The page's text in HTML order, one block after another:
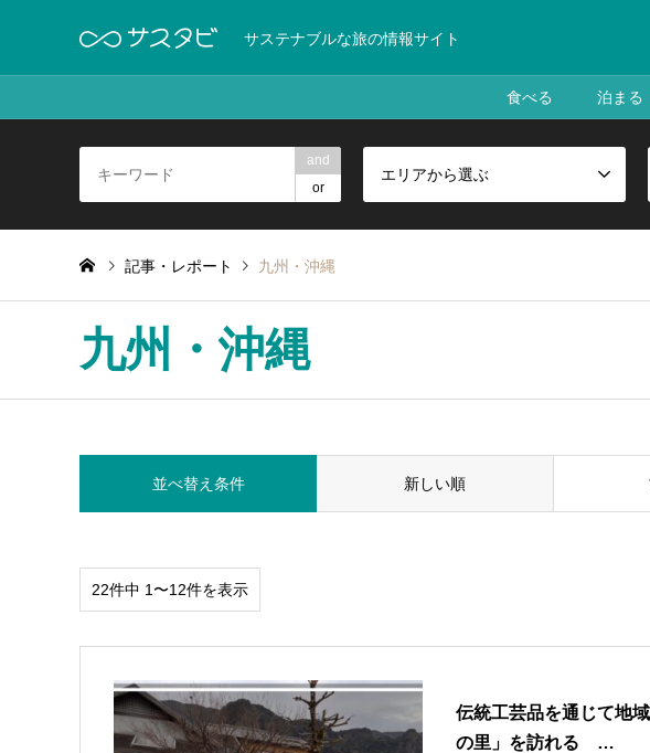
サステナブルな旅の情報サイト
食べる 泊まる
and
or
エリアから選ぶ
記事・レポート 九州・沖縄
九州・沖縄
並べ替え条件 新しい順
22件中 1〜12件を表示
伝統工芸品を通じて地
の里」を訪れる …